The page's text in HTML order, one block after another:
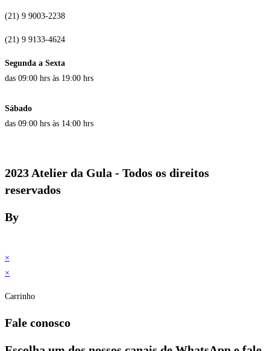
(21) 9 9003-2238
(21) 9 9133-4624
Segunda a Sexta
das 09:00 hrs às 19:00 hrs
Sábado
das 09:00 hrs às 14:00 hrs
2023 Atelier da Gula - Todos os direitos
reservados
By
×
×
Carrinho
Fale conosco